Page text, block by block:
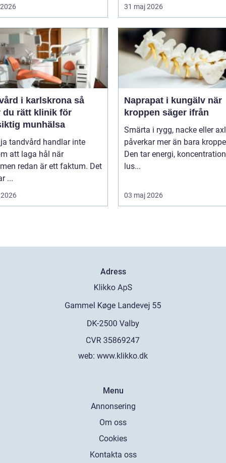
31 maj 2026
i karlskrona så
du rätt klinik för
munhälsa
tandvård handlar inte
att laga hål när
redan är ett faktum. Det
...
Naprapat i kungälv när
kroppen säger ifrån
Smärta i rygg, nacke eller
påverkar mer än bara
Den tar energi,
lus...
03 maj 2026
Adress
web: www.klikko.dk
Menu
Annonsering
Om oss
Cookies
Kontakta oss